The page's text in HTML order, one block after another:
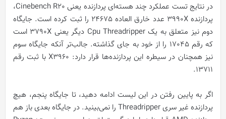
در نتایج تست عملکرد چند هسته‌ای پردازنده یعنی Cinebench R20،
پردازنده 3990X عدد خارق العاده 24675 را ثبت کرده است. جایگاه
دوم نیز متعلق به یک Cpu Threadripper دیگر یعنی 3790X است
که رقم 17045 را از خود به جای گذاشته. جالب‌تر آنکه جایگاه سوم
نیز همچنان در سیطره این پردازنده‌ها قرار دارد: X3960 با ثبت رقم
13711.
اگر به پایین رفتن در این لیست ادامه دهید، تا جایگاه پنجم، هیچ
پردازنده غیر سری Threadripper را نمی‌بینید. در جایگاه بعدی باز هم